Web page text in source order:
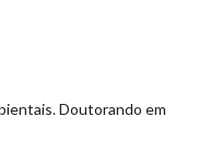
Doutorando em